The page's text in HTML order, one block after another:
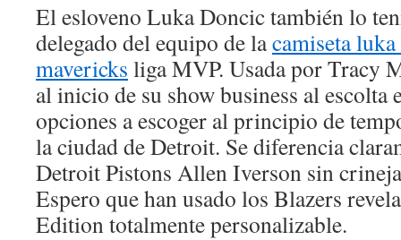
El esloveno Luka Doncic también lo
delegado del equipo de lacamiseta
mavericks liga MVP. Usada por Tracy
al inicio de su show business al escolta
opciones a escoger al principio de
la ciudad de Detroit. Se diferencia
Detroit Pistons Allen Iverson sin
Espero que han usado los Blazers
Edition totalmente personalizable.